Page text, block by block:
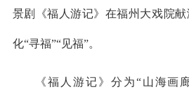
景剧《福人游记》在福州大戏院
化“寻福”“见福”。
《福人游记》分为“山海画